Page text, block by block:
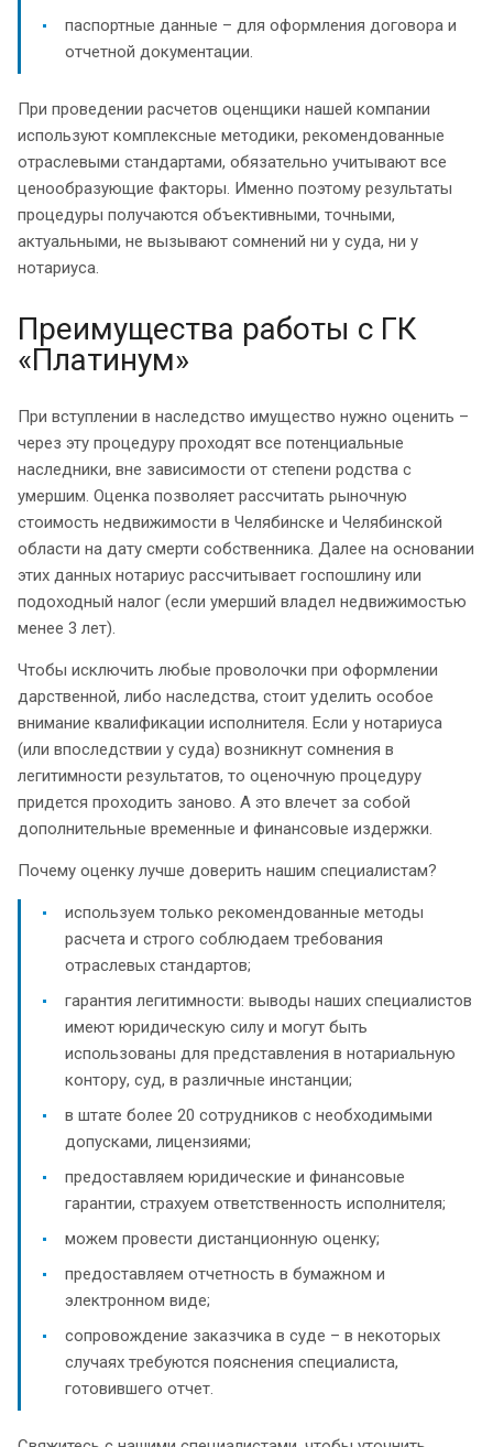
паспортные данные – для оформления договора и
отчетной документации.
При проведении расчетов оценщики нашей компании
используют комплексные методики, рекомендованные
отраслевыми стандартами, обязательно учитывают все
ценообразующие факторы. Именно поэтому результаты
процедуры получаются объективными, точными,
актуальными, не вызывают сомнений ни у суда, ни у
нотариуса.
Преимущества работы с ГК
«Платинум»
При вступлении в наследство имущество нужно оценить –
через эту процедуру проходят все потенциальные
наследники, вне зависимости от степени родства с
умершим. Оценка позволяет рассчитать рыночную
стоимость недвижимости в Челябинске и Челябинской
области на дату смерти собственника. Далее на основании
этих данных нотариус рассчитывает госпошлину или
подоходный налог (если умерший владел недвижимостью
менее 3 лет).
Чтобы исключить любые проволочки при оформлении
дарственной, либо наследства, стоит уделить особое
внимание квалификации исполнителя. Если у нотариуса
(или впоследствии у суда) возникнут сомнения в
легитимности результатов, то оценочную процедуру
придется проходить заново. А это влечет за собой
дополнительные временные и финансовые издержки.
Почему оценку лучше доверить нашим специалистам?
используем только рекомендованные методы
расчета и строго соблюдаем требования
отраслевых стандартов;
гарантия легитимности: выводы наших специалистов
имеют юридическую силу и могут быть
использованы для представления в нотариальную
контору, суд, в различные инстанции;
в штате более 20 сотрудников с необходимыми
допусками, лицензиями;
предоставляем юридические и финансовые
гарантии, страхуем ответственность исполнителя;
можем провести дистанционную оценку;
предоставляем отчетность в бумажном и
электронном виде;
сопровождение заказчика в суде – в некоторых
случаях требуются пояснения специалиста,
готовившего отчет.